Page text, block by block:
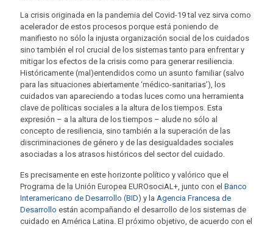
La crisis originada en la pandemia del Covid-19 tal vez sirva como
acelerador de estos procesos porque está poniendo de
manifiesto no sólo la injusta organización social de los cuidados
sino también el rol crucial de los sistemas tanto para enfrentar y
mitigar los efectos de la crisis como para generar resiliencia.
Históricamente (mal)entendidos como un asunto familiar (salvo
para las situaciones abiertamente ‘médico-sanitarias’), los
cuidados van apareciendo a todas luces como una herramienta
clave de políticas sociales a la altura de los tiempos. Esta
expresión – a la altura de los tiempos – alude no sólo al
concepto de resiliencia, sino también a la superación de las
discriminaciones de género y de las desigualdades sociales
asociadas a los atrasos históricos del sector del cuidado.
Es precisamente en este horizonte político y valórico que el
Programa de la Unión Europea EUROsociAL+, junto con el Banco
Interamericano de Desarrollo (BID) y la Agencia Francesa de
Desarrollo están acompañando el desarrollo de los sistemas de
cuidado en América Latina. El próximo objetivo, de acuerdo con el